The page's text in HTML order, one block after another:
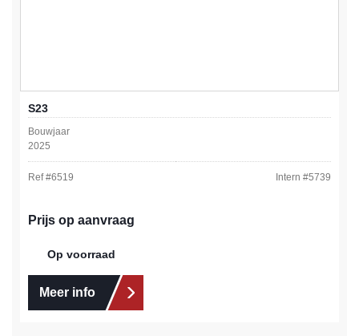
S23
Bouwjaar
2025
Ref #6519 Intern #5739
Prijs op aanvraag
Op voorraad
Meer info